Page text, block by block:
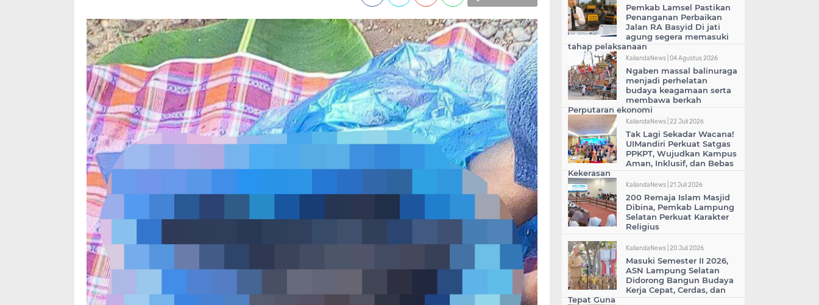
Pemkab Lamsel Pastikan
Penanganan Perbaikan
Jalan RA Basyid Di jati
agung segera memasuki
tahap pelaksanaan
KaliandaNews | 04 Agustus 2026
Ngaben massal balinuraga
menjadi perhelatan
budaya keagamaan serta
membawa berkah
Perputaran ekonomi
KaliandaNews | 22 Juli 2026
Tak Lagi Sekadar Wacana!
UIMandiri Perkuat Satgas
PPKPT, Wujudkan Kampus
Aman, Inklusif, dan Bebas
Kekerasan
KaliandaNews | 21 Juli 2026
200 Remaja Islam Masjid
Dibina, Pemkab Lampung
Selatan Perkuat Karakter
Religius
KaliandaNews | 20 Juli 2026
Masuki Semester II 2026,
ASN Lampung Selatan
Didorong Bangun Budaya
Kerja Cepat, Cerdas, dan
Tepat Guna